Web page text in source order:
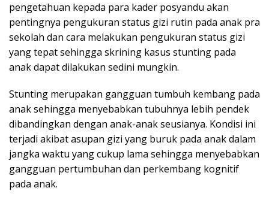
pengetahuan kepada para kader posyandu akan
pentingnya pengukuran status gizi rutin pada anak pra
sekolah dan cara melakukan pengukuran status gizi
yang tepat sehingga skrining kasus stunting pada
anak dapat dilakukan sedini mungkin.
Stunting merupakan gangguan tumbuh kembang pada
anak sehingga menyebabkan tubuhnya lebih pendek
dibandingkan dengan anak-anak seusianya. Kondisi ini
terjadi akibat asupan gizi yang buruk pada anak dalam
jangka waktu yang cukup lama sehingga menyebabkan
gangguan pertumbuhan dan perkembang kognitif
pada anak.